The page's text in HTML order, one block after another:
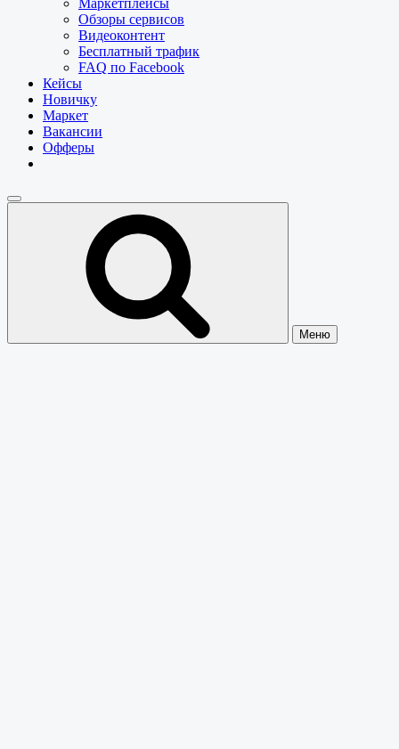
Маркетплейсы
Обзоры сервисов
Видеоконтент
Бесплатный трафик
FAQ по Facebook
Кейсы
Новичку
Маркет
Вакансии
Офферы
Меню